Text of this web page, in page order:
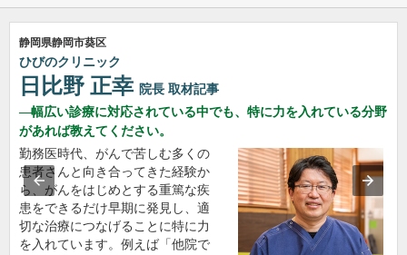
静岡県静岡市葵区
ひびのクリニック
日比野 正幸 院長 取材記事
幅広い診療に対応されている中でも、特に力を入れている分野
があれば教えてください。
勤務医時代、がんで苦しむ多くの
患者さんと向き合ってきた経験か
ら、がんをはじめとする重篤な疾
患をできるだけ早期に発見し、適
切な治療につなげることに特に力
を入れています。例えば「他院で